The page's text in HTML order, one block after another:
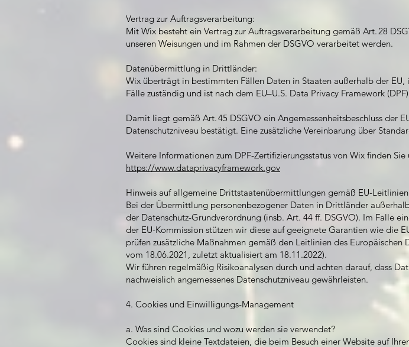
Vertrag zur Auftragsverarbeitung:
Mit Wix besteht ein Vertrag zur Auftragsverarbeitung gemäß Art. 28
unseren Weisungen und im Rahmen der DSGVO verarbeitet werden.
Datenübermittlung in Drittländer:
Wix überträgt in bestimmten Fällen Daten in Staaten außerhalb der
Fälle zuständig und ist nach dem EU–U.S. Data Privacy Framework
Damit liegt gemäß Art. 45 DSGVO ein Angemessenheitsbeschluss der
Datenschutzniveau bestätigt. Eine zusätzliche Vereinbarung über
Weitere Informationen zum DPF-Zertifizierungsstatus von Wix finden Sie
https://www.dataprivacyframework.gov
Hinweis auf allgemeine Drittstaatenübermittlungen gemäß EU-Leitlinien
Bei der Übermittlung personenbezogener Daten in Drittländer
der Datenschutz-Grundverordnung (insb. Art. 44 ff. DSGVO). Im Falle
der EU-Kommission stützen wir diese auf geeignete Garantien wie die
prüfen zusätzliche Maßnahmen gemäß den Leitlinien des Europäischen
vom 18.06.2021, zuletzt aktualisiert am 18.11.2022).
Wir führen regelmäßig Risikoanalysen durch und achten darauf, dass
nachweislich angemessenes Datenschutzniveau gewährleisten.
4. Cookies und Einwilligungs-Management
a. Was sind Cookies und wozu werden sie verwendet?
Cookies sind kleine Textdateien, die beim Besuch einer Website auf